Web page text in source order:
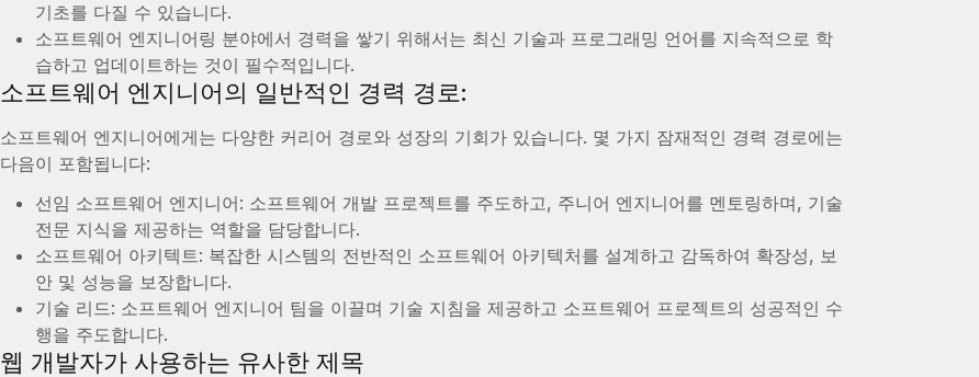
기초를 다질 수 있습니다.
소프트웨어 엔지니어링 분야에서 경력을 쌓기 위해서는 최신 기술과 프로그래밍 언어를 지속적으로 학
습하고 업데이트하는 것이 필수적입니다.
소프트웨어 엔지니어의 일반적인 경력 경로:
소프트웨어 엔지니어에게는 다양한 커리어 경로와 성장의 기회가 있습니다. 몇 가지 잠재적인 경력 경로에는
다음이 포함됩니다:
선임 소프트웨어 엔지니어: 소프트웨어 개발 프로젝트를 주도하고, 주니어 엔지니어를 멘토링하며, 기술
전문 지식을 제공하는 역할을 담당합니다.
소프트웨어 아키텍트: 복잡한 시스템의 전반적인 소프트웨어 아키텍처를 설계하고 감독하여 확장성, 보
안 및 성능을 보장합니다.
기술 리드: 소프트웨어 엔지니어 팀을 이끌며 기술 지침을 제공하고 소프트웨어 프로젝트의 성공적인 수
행을 주도합니다.
웹 개발자가 사용하는 유사한 제목